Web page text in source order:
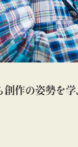
ズ
#デザイン
ー ト 高輪
#ビーム
ェニカ
#マンガ
図録
#ライブ #レコ
楽作の姿勢を学
#BEAMS MANGART #Tシ